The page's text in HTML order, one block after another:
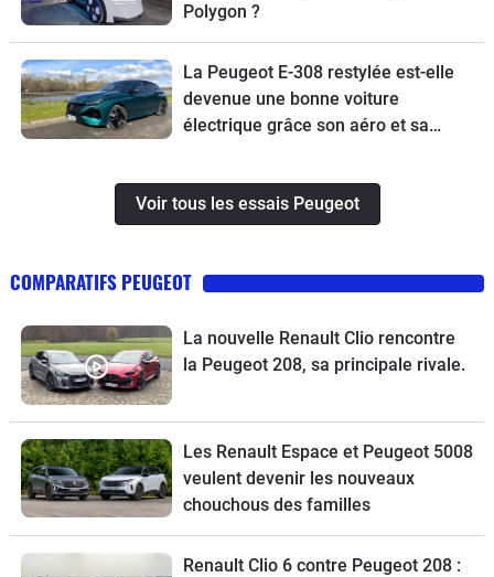
Polygon ?
La Peugeot E-308 restylée est-elle
devenue une bonne voiture
électrique grâce son aéro et sa
Voir tous les essais Peugeot
COMPARATIFS PEUGEOT
La nouvelle Renault Clio rencontre
la Peugeot 208, sa principale rivale.
Les Renault Espace et Peugeot 5008
veulent devenir les nouveaux
chouchous des familles
Renault Clio 6 contre Peugeot 208 :